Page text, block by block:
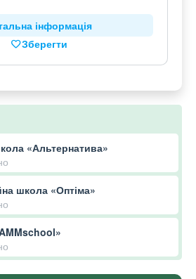
інформація
Зберегти
«Альтернатива»
школа «Оптіма»